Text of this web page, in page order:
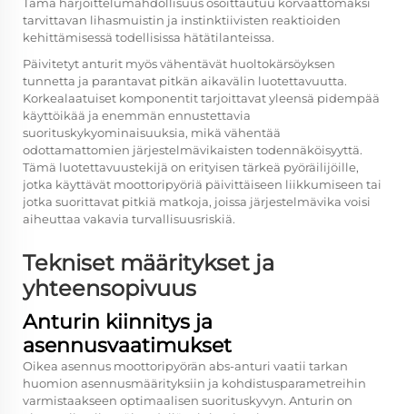
tarvittavan lihasmuistin ja instinktiivisten reaktioiden
kehittämisessä todellisissa hätätilanteissa.
Päivitetyt anturit myös vähentävät huoltokärsöyksen
tunnetta ja parantavat pitkän aikavälin luotettavuutta.
Korkealaatuiset komponentit tarjoittavat yleensä pidempää
käyttöikää ja enemmän ennustettavia
suorituskykyominaisuuksia, mikä vähentää
odottamattomien järjestelmävikaisten todennäköisyyttä.
Tämä luotettavuustekijä on erityisen tärkeä pyöräilijöille,
jotka käyttävät moottoripyöriä päivittäiseen liikkumiseen tai
jotka suorittavat pitkiä matkoja, joissa järjestelmävika voisi
aiheuttaa vakavia turvallisuusriskiä.
Tekniset määritykset ja
yhteensopivuus
Anturin kiinnitys ja
asennusvaatimukset
Oikea asennus moottoripyörän abs-anturi vaatii tarkan
huomion asennusmäärityksiin ja kohdistusparametreihin
varmistaakseen optimaalisen suorituskyvyn. Anturin on